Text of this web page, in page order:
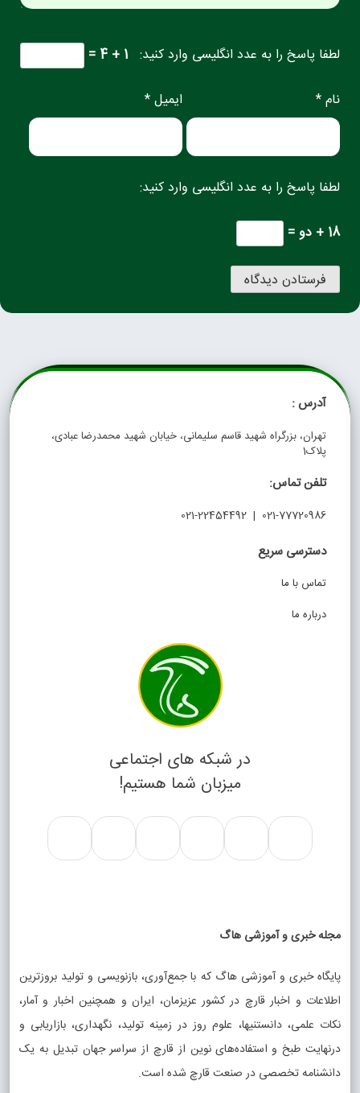
لطفا پاسخ را به عدد انگلیسی وارد کنید: 1 + 4 =
نام * ایمیل *
لطفا پاسخ را به عدد انگلیسی وارد کنید:
18 + دو =
آدرس :
تهران، بزرگراه شهید قاسم سلیمانی، خیابان شهید محمدرضا عبادی،
پلاک1
تلفن تماس:
021-77720986 | 021-22454492
دسترسی سریع
تماس با ما
درباره ما
در شبکه های اجتماعی
میزبان شما هستیم!
مجله خبری و آموزشی هاگ
پایگاه خبری و آموزشی هاگ که با جمع‌آوری، بازنویسی و تولید بروزترین
اطلاعات و اخبار قارچ در کشور عزیزمان، ایران و همچنین اخبار و آمار،
نکات علمی، دانستنیها، علوم روز در زمینه تولید، نگهداری، بازاریابی و
درنهایت طبخ و استفاده‌های نوین از قارچ از سراسر جهان تبدیل به یک
دانشنامه تخصصی در صنعت قارچ شده است.